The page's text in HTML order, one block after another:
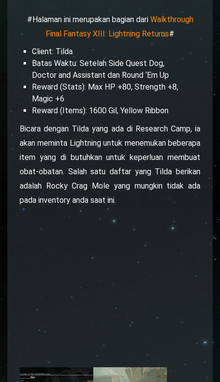
#Halaman ini merupakan bagian dari Walkthrough
Final Fantasy XIII: Lightning Returns#
Client: Tilda
Batas Waktu: Setelah Side Quest Dog,
Doctor and Assistant dan Round ‘Em Up
Reward (Stats): Max HP +80, Strength +8,
Magic +6
Reward (Items): 1600 Gil, Yellow Ribbon
Bicara dengan Tilda yang ada di Research Camp, ia
akan meminta Lightning untuk menemukan beberapa
item yang di butuhkan untuk keperluan membuat
obat-obatan. Salah satu daftar yang Tilda berikan
adalah Rocky Crag Mole yang mungkin tidak ada
pada inventory anda saat ini.